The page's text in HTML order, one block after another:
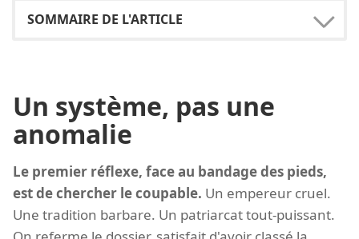
Un système, pas une
anomalie
Le premier réflexe, face au bandage des pieds,
est de chercher le coupable. Un empereur cruel.
Une tradition barbare. Un patriarcat tout-puissant.